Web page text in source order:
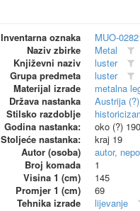
Inventarna oznaka
MUO-
Naziv zbirke
Metal
Književni naziv
luster
Grupa predmeta
luster
Materijal izrade
metalna
Država nastanka
Austrija (?)
Stilsko razdoblje
Godina nastanka:
oko (?)
Stoljeće nastanka:
kraj 19
Autor (osoba)
autor,
Broj komada
1
Visina 1 (cm)
145
Promjer 1 (cm)
69
Tehnika izrade
lijevanje